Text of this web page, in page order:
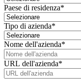
Paese di residenza*
Tipo di azienda*
Nome dell'azienda*
URL dell'azienda*